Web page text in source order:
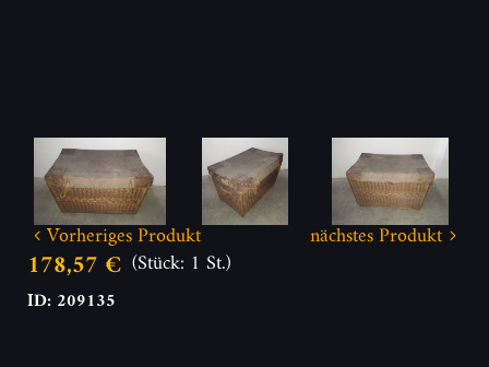
Vorheriges Produkt nächstes Produkt
178,57 € (Stück: 1 St.)
ID: 209135